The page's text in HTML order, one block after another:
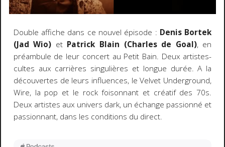
Double affiche dans ce nouvel épisode : Denis Bortek
(Jad Wio) etPatrick Blain (Charles de Goal), en
préambule de leur concert au Petit Bain. Deux artistes-
cultes aux carrières singulières et longue durée. A la
découvertes de leurs influences, le Velvet Underground,
Wire, la pop et le rock foisonnant et créatif des 70s.
Deux artistes aux univers dark, un échange passionné et
passionnant, dans les conditions du direct.